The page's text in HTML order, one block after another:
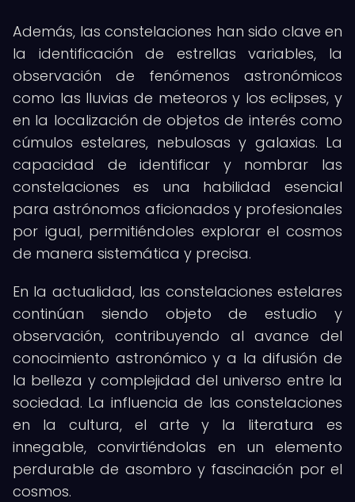
Además, las constelaciones han sido clave en
la identificación de estrellas variables, la
observación de fenómenos astronómicos
como las lluvias de meteoros y los eclipses, y
en la localización de objetos de interés como
cúmulos estelares, nebulosas y galaxias. La
capacidad de identificar y nombrar las
constelaciones es una habilidad esencial
para astrónomos aficionados y profesionales
por igual, permitiéndoles explorar el cosmos
de manera sistemática y precisa.
En la actualidad, las constelaciones estelares
continúan siendo objeto de estudio y
observación, contribuyendo al avance del
conocimiento astronómico y a la difusión de
la belleza y complejidad del universo entre la
sociedad. La influencia de las constelaciones
en la cultura, el arte y la literatura es
innegable, convirtiéndolas en un elemento
perdurable de asombro y fascinación por el
cosmos.